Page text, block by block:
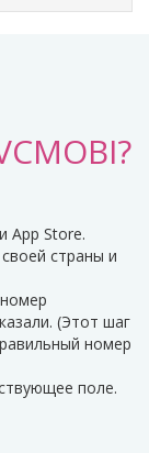
App Store.
страны и
(Этот шаг
номер
поле.